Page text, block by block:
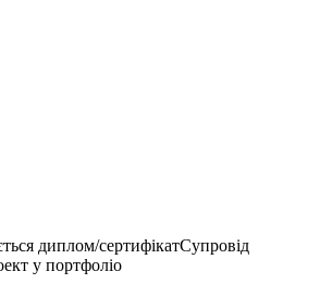
диплом/сертифікатСупровід
у портфоліо